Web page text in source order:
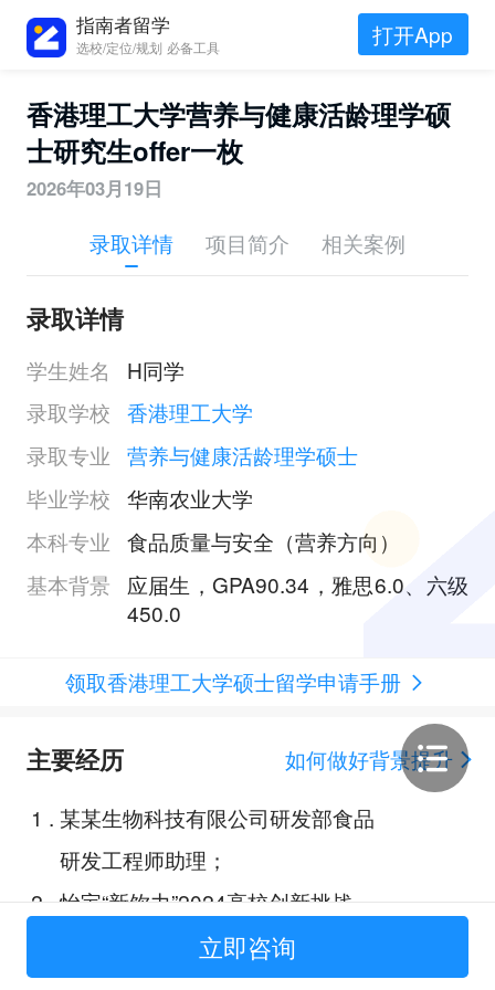
指南者留学
选校/定位/规划 必备工具 打开App
香港理工大学营养与健康活龄理学硕
士研究生offer一枚
2026年03月19日
录取详情 项目简介 相关案例
录取详情
学生姓名
H同学
录取学校 香港理工大学
录取专业 营养与健康活龄理学硕士
毕业学校 华南农业大学
本科专业 食品质量与安全（营养方向）
基本背景
应届生，GPA90.34，雅思6.0、六级
450.0
领取香港理工大学硕士留学申请手册
主要经历
如何做好背景提升
1 . 某某生物科技有限公司研发部食品
研发工程师助理；
2.怡宝“新饮力”2024高校创新挑战
立即咨询